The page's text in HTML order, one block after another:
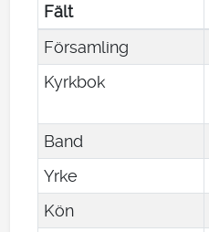
Fält
Församling
Kyrkbok
Band
Yrke
Kön